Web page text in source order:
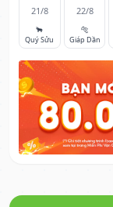
21/8
🐂
Quý Sửu
22/8
🐅
Giáp Dần